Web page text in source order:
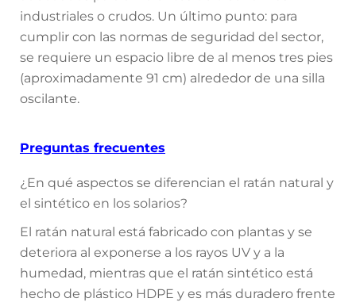
industriales o crudos. Un último punto: para
cumplir con las normas de seguridad del sector,
se requiere un espacio libre de al menos tres pies
(aproximadamente 91 cm) alrededor de una silla
oscilante.
Preguntas frecuentes
¿En qué aspectos se diferencian el ratán natural y
el sintético en los solarios?
El ratán natural está fabricado con plantas y se
deteriora al exponerse a los rayos UV y a la
humedad, mientras que el ratán sintético está
hecho de plástico HDPE y es más duradero frente